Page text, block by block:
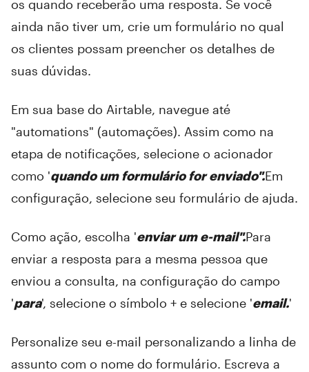
os quando receberão uma resposta. Se você
ainda não tiver um, crie um formulário no qual
os clientes possam preencher os detalhes de
suas dúvidas.
Em sua base do Airtable, navegue até
"automations" (automações). Assim como na
etapa de notificações, selecione o acionador
como 'quando um formulário for enviado".Em
configuração, selecione seu formulário de ajuda.
Como ação, escolha 'enviar um e-mail".Para
enviar a resposta para a mesma pessoa que
enviou a consulta, na configuração do campo
'para', selecione o símbolo + e selecione 'email.'
Personalize seu e-mail personalizando a linha de
assunto com o nome do formulário. Escreva a